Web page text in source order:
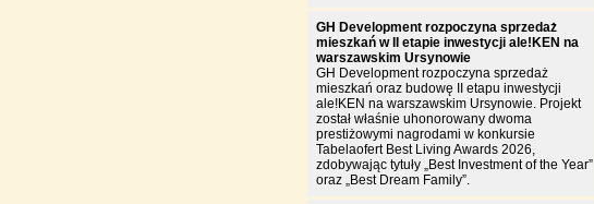
GH Development rozpoczyna sprzedaż
mieszkań w II etapie inwestycji ale!KEN na
warszawskim Ursynowie
GH Development rozpoczyna sprzedaż
mieszkań oraz budowę II etapu inwestycji
ale!KEN na warszawskim Ursynowie. Projekt
został właśnie uhonorowany dwoma
prestiżowymi nagrodami w konkursie
Tabelaofert Best Living Awards 2026,
zdobywając tytuły „Best Investment of the Year”
oraz „Best Dream Family”.